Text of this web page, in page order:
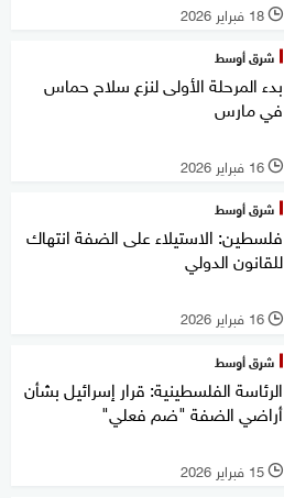
l 18 فبراير 2026
شرق أوسط
بدء المرحلة الأولى لنزع سلاح حماس
في مارس
l 16 فبراير 2026
شرق أوسط
فلسطين: الاستيلاء على الضفة انتهاك
للقانون الدولي
l 16 فبراير 2026
شرق أوسط
الرئاسة الفلسطينية: قرار إسرائيل بشأن
أراضي الضفة "ضم فعلي"
l 15 فبراير 2026